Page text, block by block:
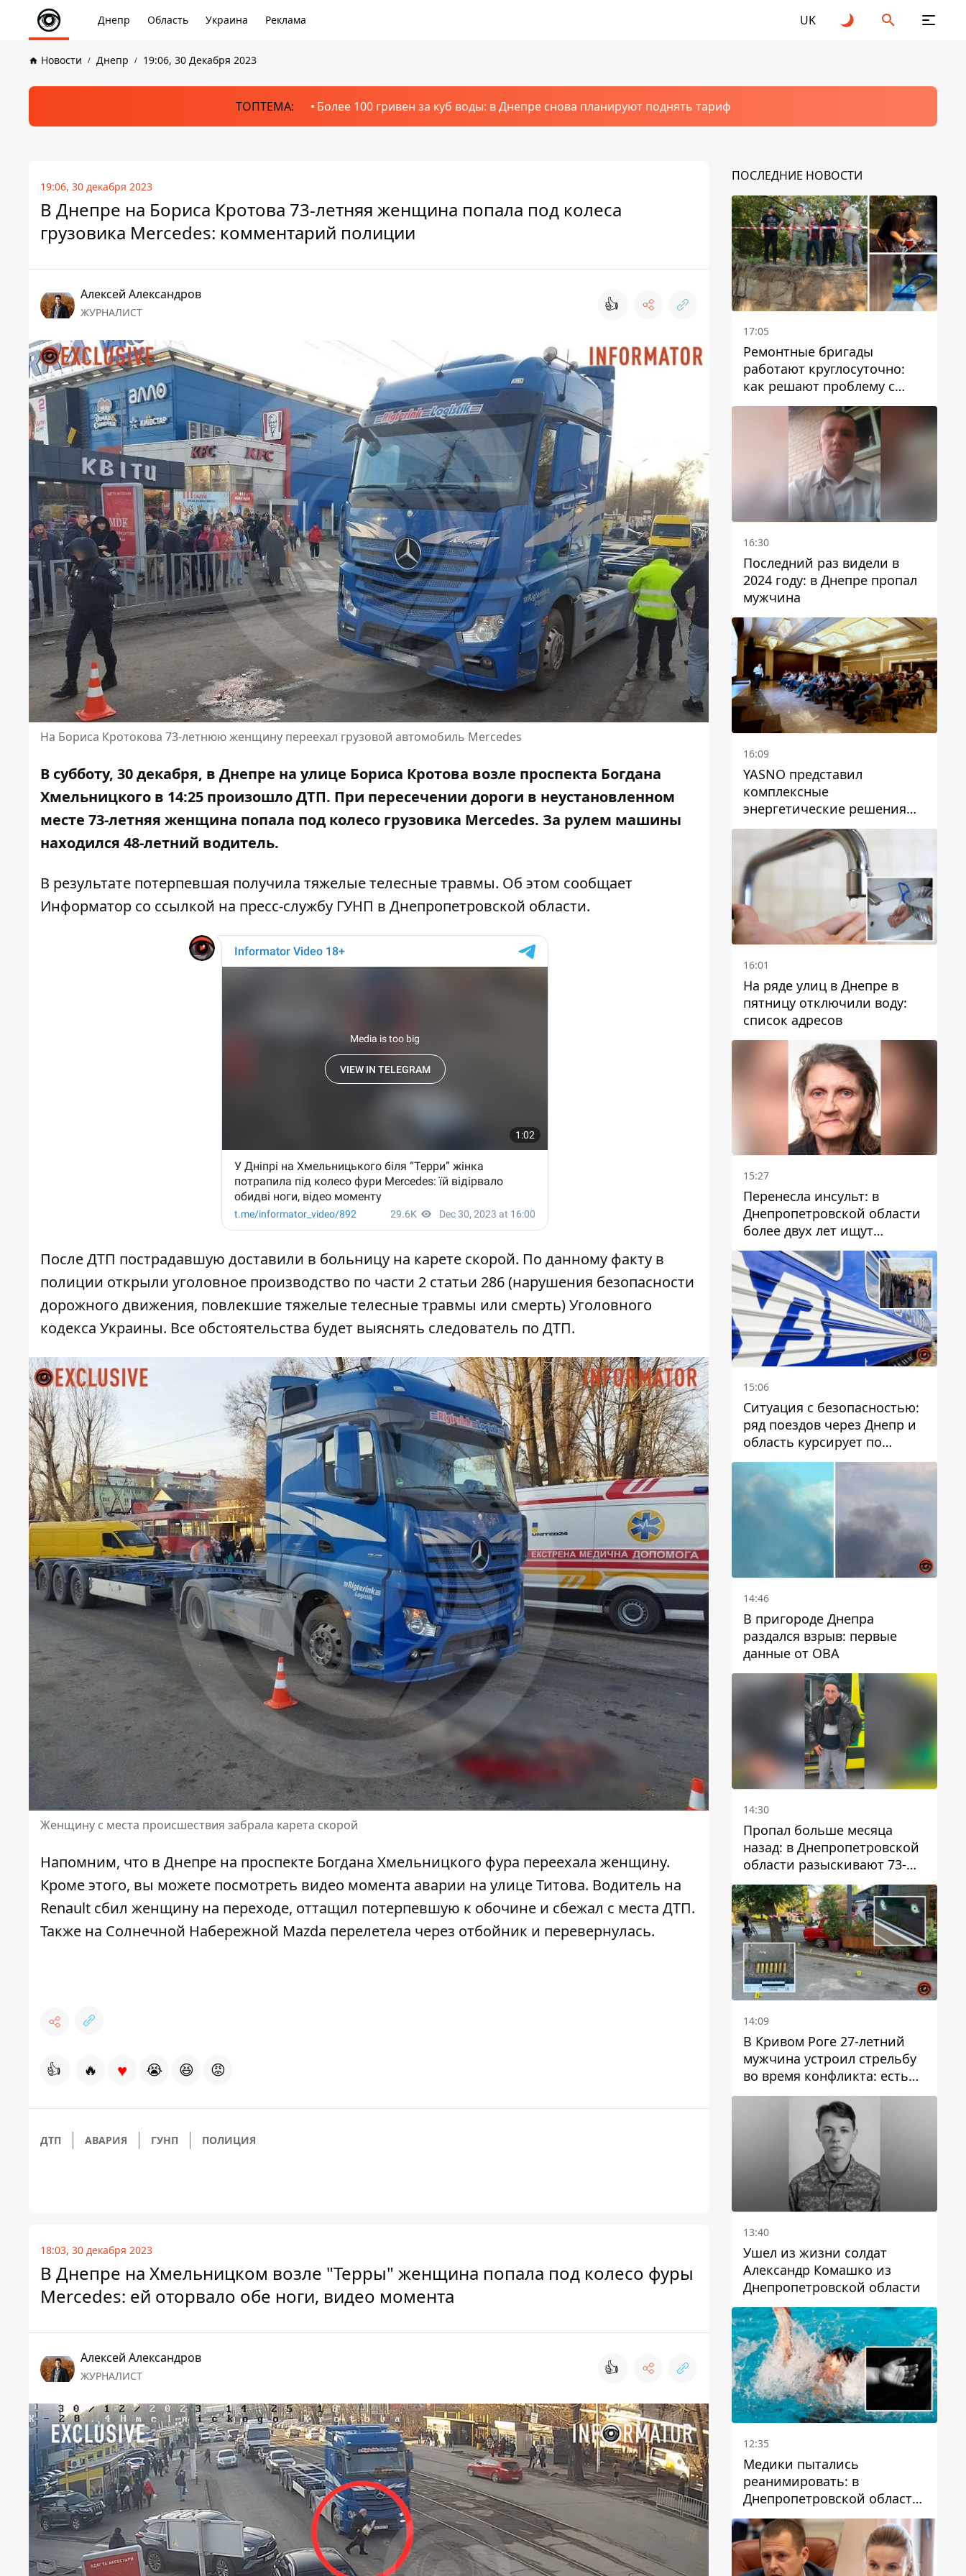
Днепр Область Украина Реклама UK
Новости Днепр 19:06, 30 Декабря 2023
ТОПТЕМА: Более 100 гривен за куб воды: в Днепре снова планируют поднять тариф
19:06, 30 декабря 2023
В Днепре на Бориса Кротова 73-летняя женщина попала под колеса
грузовика Mercedes: комментарий полиции
Алексей Александров
ЖУРНАЛИСТ 👍
На Бориса Кротокова 73-летнюю женщину переехал грузовой автомобиль Mercedes
В субботу, 30 декабря, в Днепре на улице Бориса Кротова возле проспекта Богдана
Хмельницкого в 14:25 произошло ДТП. При пересечении дороги в неустановленном
месте 73-летняя женщина попала под колесо грузовика Mercedes. За рулем машины
находился 48-летний водитель.
В результате потерпевшая получила тяжелые телесные травмы. Об этом сообщает
Информатор со ссылкой на пресс-службу ГУНП в Днепропетровской области.
После ДТП пострадавшую доставили в больницу на карете скорой. По данному факту в
полиции открыли уголовное производство по части 2 статьи 286 (нарушения безопасности
дорожного движения, повлекшие тяжелые телесные травмы или смерть) Уголовного
кодекса Украины. Все обстоятельства будет выяснять следователь по ДТП.
Женщину с места происшествия забрала карета скорой
Напомним, что в Днепре на проспекте Богдана Хмельницкого фура переехала женщину.
Кроме этого, вы можете посмотреть видео момента аварии на улице Титова. Водитель на
Renault сбил женщину на переходе, оттащил потерпевшую к обочине и сбежал с места ДТП.
Также на Солнечной Набережной Mazda перелетела через отбойник и перевернулась.
👍 🔥 ♥ 😭 😆 😡
ДТП АВАРИЯ ГУНП ПОЛИЦИЯ
18:03, 30 декабря 2023
В Днепре на Хмельницком возле "Терры" женщина попала под колесо фуры
Mercedes: ей оторвало обе ноги, видео момента
Алексей Александров
ЖУРНАЛИСТ 👍
ПОСЛЕДНИЕ НОВОСТИ
17:05
Ремонтные бригады
работают круглосуточно:
как решают проблему с
водой в Марганецкой
громаде
16:30
Последний раз видели в
2024 году: в Днепре пропал
мужчина
16:09
YASNO представил
комплексные
энергетические решения
для бизнеса в Днепре
16:01
На ряде улиц в Днепре в
пятницу отключили воду:
список адресов
15:27
Перенесла инсульт: в
Днепропетровской области
более двух лет ищут
пропавшую женщину
15:06
Ситуация с безопасностью:
ряд поездов через Днепр и
область курсирует по
измененному маршруту, а
часть пути заменили
автобусами и электричками
14:46
В пригороде Днепра
раздался взрыв: первые
данные от ОВА
14:30
Пропал больше месяца
назад: в Днепропетровской
области разыскивают 73-
летнего мужчину
14:09
В Кривом Роге 27-летний
мужчина устроил стрельбу
во время конфликта: есть
раненый
13:40
Ушел из жизни солдат
Александр Комашко из
Днепропетровской области
12:35
Медики пытались
реанимировать: в
Днепропетровской области
двухлетний мальчик утонул
в бассейне